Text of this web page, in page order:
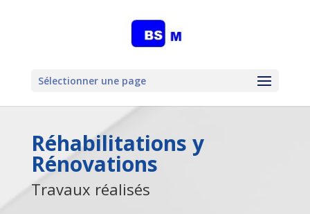
Sélectionner une page
Réhabilitations y
Rénovations
Travaux réalisés